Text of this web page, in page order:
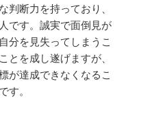
判断力を持っており、
です。誠実で面倒見が
分を見失ってしまうこ
とを成し遂げますが、
が達成できなくなるこ
す。